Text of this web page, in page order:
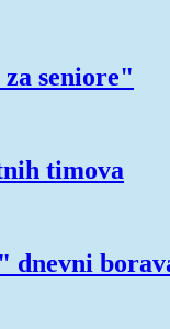
seniore"
timova
dnevni